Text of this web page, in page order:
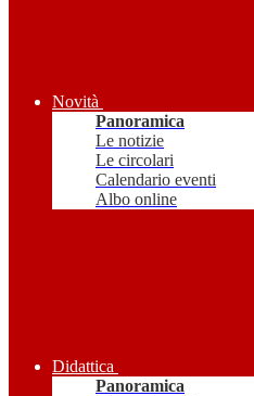
Novità
Panoramica
Le notizie
Le circolari
Calendario eventi
Albo online
Didattica
Panoramica